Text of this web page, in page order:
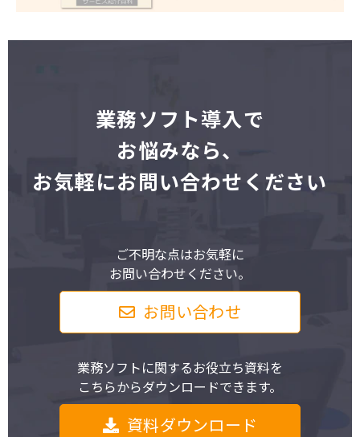
業務ソフト導入で
お悩みなら、
お気軽にお問い合わせください
ご不明な点はお気軽に
お問い合わせください。
お問い合わせ
業務ソフトに関するお役立ち資料を
こちらからダウンロードできます。
資料ダウンロード